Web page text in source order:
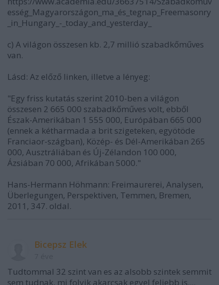
esség_Magyarországon_ma_és_tegnap_Freemasonry
_in_Hungary_-_today_and_yesterday_
c) A világon összesen kb. 2,7 millió szabadkőműves
van.
Lásd: Az előző linken, illetve a lényeg:
"Egy friss kutatás szerint 2010-ben a világon
összesen 2 665 000 szabadkőműves volt, ebből
Észak-Amerikában 1 555 000, Európában 665 000
(ennek a kétharmada a brit szigeteken, egyötöde
Franciaor-szágban), Közép- és Dél-Amerikában 265
000, Ausztráliában és Új-Zélandon 100 000,
Ázsiában 70 000, Afrikában 5000."
Hans-Hermann Höhmann: Freimaurerei, Analysen,
Überlegungen, Perspektiven, Temmen, Bremen,
2011, 347. oldal.
Bicepsz Elek
Tudtommal 32 szint van es az alsobb szintek semmit
sem tudnak, mi folyik akarcsak egyel feljebb is....